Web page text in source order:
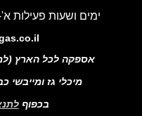
ימים ושעות פעילות א'-ה' 8:00-16:00 (בשישי
אספקה לכל הארץ
מיכלי גז ומייבשי
בכפוף